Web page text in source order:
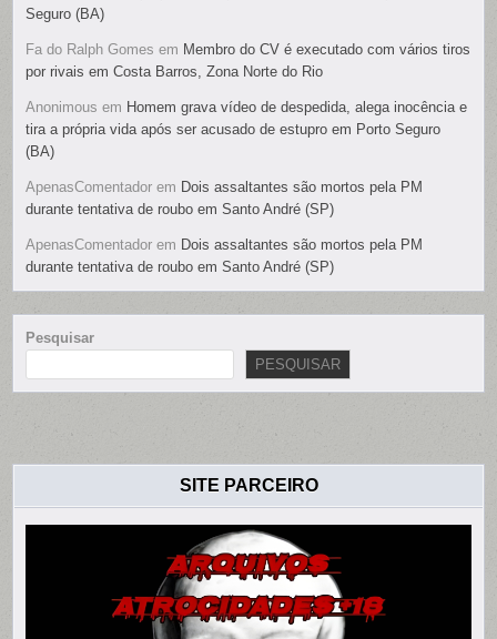
Seguro (BA)
Fa do Ralph Gomes em Membro do CV é executado com vários tiros
por rivais em Costa Barros, Zona Norte do Rio
Anonimous em Homem grava vídeo de despedida, alega inocência e
tira a própria vida após ser acusado de estupro em Porto Seguro
(BA)
ApenasComentador em Dois assaltantes são mortos pela PM
durante tentativa de roubo em Santo André (SP)
ApenasComentador em Dois assaltantes são mortos pela PM
durante tentativa de roubo em Santo André (SP)
Pesquisar
PESQUISAR
SITE PARCEIRO